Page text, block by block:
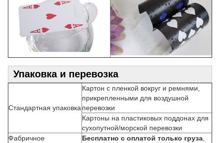
Упаковка и перевозка
Стандартная упаковка
Картон с пленкой вокруг и ремнями,
прикрепленными для воздушной
перевозки
Картоны на пластиковых поддонах для
сухопутной/морской перевозки
Фабричное
Бесплатно с оплатой только груза,